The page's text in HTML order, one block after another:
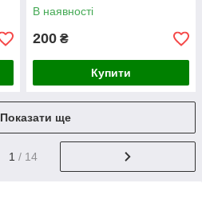
В наявності
200 ₴
Купити
Показати ще
1 / 14